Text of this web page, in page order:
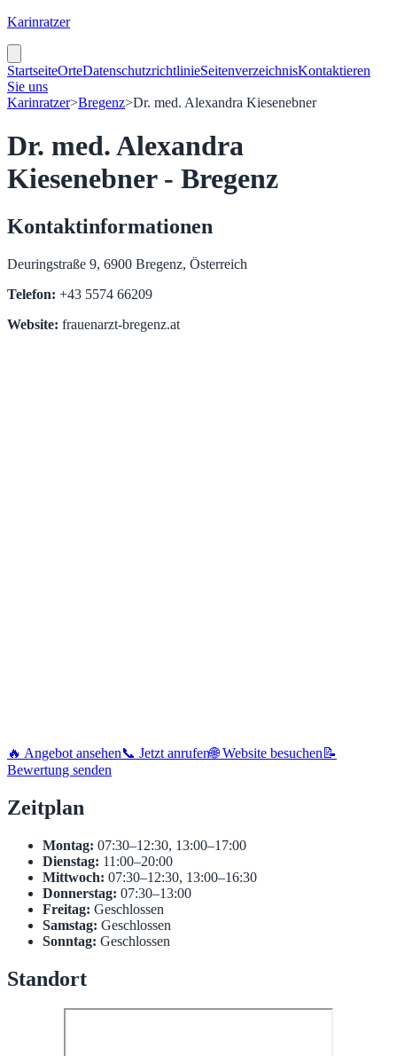
Karinratzer
StartseiteOrteDatenschutzrichtlinieSeitenverzeichnisKontaktieren
Sie uns
Karinratzer>Bregenz>Dr. med. Alexandra Kiesenebner
Dr. med. Alexandra
Kiesenebner - Bregenz
Kontaktinformationen
Deuringstraße 9, 6900 Bregenz, Österreich
Telefon: +43 5574 66209
Website: frauenarzt-bregenz.at
🔥 Angebot ansehen📞 Jetzt anrufen🌐 Website besuchen 📝
Bewertung senden
Zeitplan
Montag: 07:30–12:30, 13:00–17:00
Dienstag: 11:00–20:00
Mittwoch: 07:30–12:30, 13:00–16:30
Donnerstag: 07:30–13:00
Freitag: Geschlossen
Samstag: Geschlossen
Sonntag: Geschlossen
Standort